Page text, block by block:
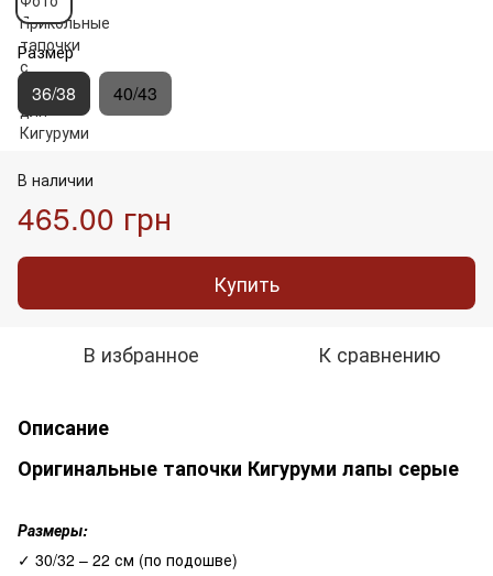
Размер
36/38 40/43
В наличии
465.00 грн
Купить
В избранное К сравнению
Описание
Оригинальные тапочки Кигуруми лапы серые
Размеры:
✓ 30/32 – 22 см (по подошве)